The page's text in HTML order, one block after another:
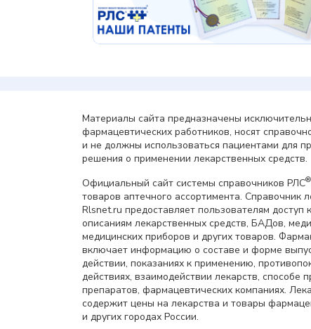
Материалы сайта предназначены
фармацевтических работников, носят
и не должны использоваться пациентами для
решения о применении лекарственных средств.
Официальный сайт системы справочников РЛС®
товаров аптечного ассортимента. Справочник
Rlsnet.ru предоставляет пользователям доступ
описаниям лекарственных средств, БАДов,
медицинских приборов и других товаров.
включает информацию о составе и форме
действии, показаниях к применению,
действиях, взаимодействии лекарств, способе
препаратов, фармацевтических компаниях.
содержит цены на лекарства и товары
и других городах России.